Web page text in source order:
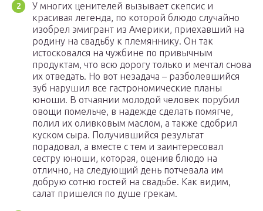
У многих ценителей вызывает скепсис и
красивая легенда, по которой блюдо случайно
изобрел эмигрант из Америки, приехавший на
родину на свадьбу к племяннику. Он так
истосковался на чужбине по привычным
продуктам, что всю дорогу только и мечтал снова
их отведать. Но вот незадача – разболевшийся
зуб нарушил все гастрономические планы
юноши. В отчаянии молодой человек порубил
овощи помельче, в надежде сделать помягче,
полил их оливковым маслом, а также сдобрил
куском сыра. Получившийся результат
порадовал, а вместе с тем и заинтересовал
сестру юноши, которая, оценив блюдо на
отлично, на следующий день потчевала им
добрую сотню гостей на свадьбе. Как видим,
салат пришелся по душе грекам.